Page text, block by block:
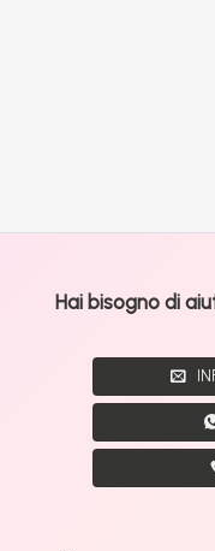
Hai bisogno di